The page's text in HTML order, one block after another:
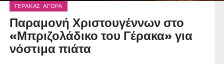
ΓΈΡΑΚΑΣ ΑΓΟΡΆ
Παραμονή Χριστουγέννων στο
«Μπριζολάδικο του Γέρακα» για
νόστιμα πιάτα